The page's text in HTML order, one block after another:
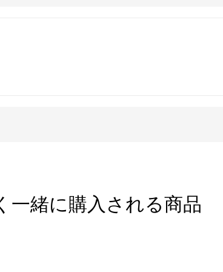
）を使用しています。デザイ
にくく、白い輝きを持続しま
一緒に購入される商品